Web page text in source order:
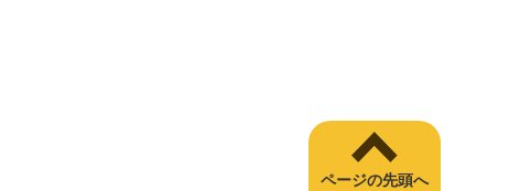
ページの先頭へ